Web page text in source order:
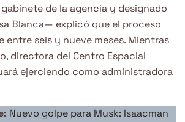
de la agencia y designado
Blanca— explicó que el proceso
entre seis y nueve meses. Mientras
directora del Centro Espacial
ejerciendo como administradora
Nuevo golpe para Musk: Isaacman